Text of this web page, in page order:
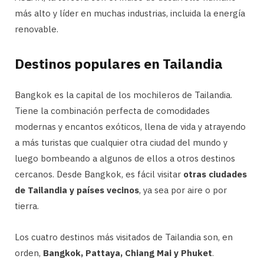
más alto y líder en muchas industrias, incluida la energía
renovable.
Destinos populares en Tailandia
Bangkok es la capital de los mochileros de Tailandia.
Tiene la combinación perfecta de comodidades
modernas y encantos exóticos, llena de vida y atrayendo
a más turistas que cualquier otra ciudad del mundo y
luego bombeando a algunos de ellos a otros destinos
cercanos. Desde Bangkok, es fácil visitar otras ciudades
de Tailandia y países vecinos, ya sea por aire o por
tierra.
Los cuatro destinos más visitados de Tailandia son, en
orden, Bangkok, Pattaya, Chiang Mai y Phuket.